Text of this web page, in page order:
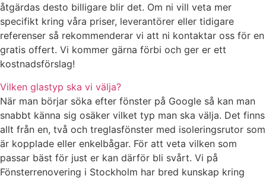
åtgärdas desto billigare blir det. Om ni vill veta mer
specifikt kring våra priser, leverantörer eller tidigare
referenser så rekommenderar vi att ni kontaktar oss för en
gratis offert. Vi kommer gärna förbi och ger er ett
kostnadsförslag!
Vilken glastyp ska vi välja?
När man börjar söka efter fönster på Google så kan man
snabbt känna sig osäker vilket typ man ska välja. Det finns
allt från en, två och treglasfönster med isoleringsrutor som
är kopplade eller enkelbågar. För att veta vilken som
passar bäst för just er kan därför bli svårt. Vi på
Fönsterrenovering i Stockholm har bred kunskap kring